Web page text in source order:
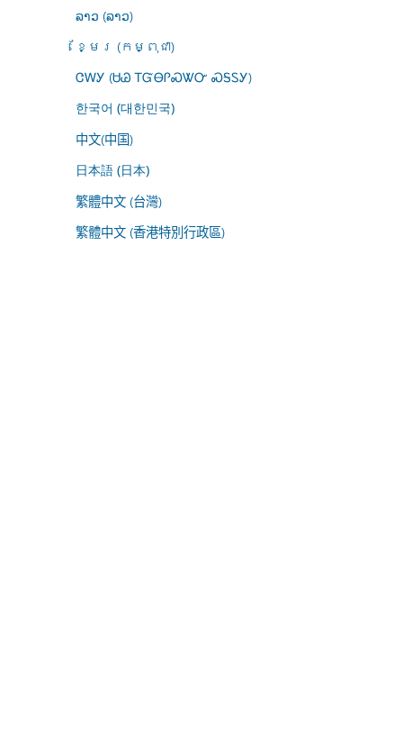
ລາວ (ລາວ)
ខ្មែរ (កម្ពុជា)
ᏣᎳᎩ (ᏌᏊ ᎢᏳᎾᎵᏍᏔᏅ ᏍᎦᏚᎩ)
한국어 (대한민국)
中文(中国)
日本語 (日本)
繁體中文 (台灣)
繁體中文 (香港特別行政區)